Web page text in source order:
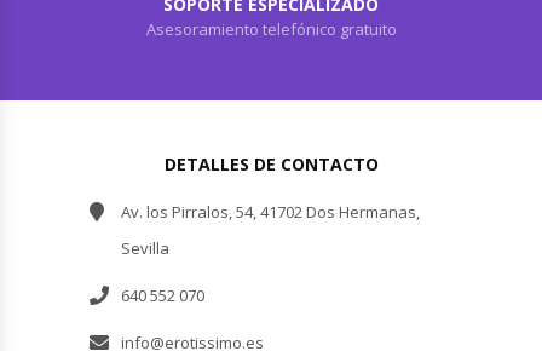
Asesoramiento telefónico gratuito
DETALLES DE CONTACTO
Av. los Pirralos, 54, 41702 Dos Hermanas,
Sevilla
640 552 070
info@erotissimo.es